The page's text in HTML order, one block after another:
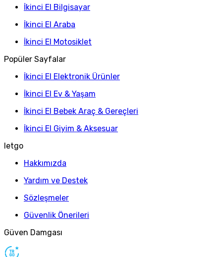
İkinci El Bilgisayar
İkinci El Araba
İkinci El Motosiklet
Popüler Sayfalar
İkinci El Elektronik Ürünler
İkinci El Ev & Yaşam
İkinci El Bebek Araç & Gereçleri
İkinci El Giyim & Aksesuar
letgo
Hakkımızda
Yardım ve Destek
Sözleşmeler
Güvenlik Önerileri
Güven Damgası